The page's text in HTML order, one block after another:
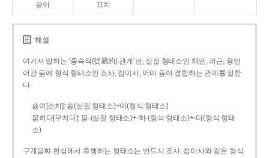
끝이 끄치
해설
여기서 말하는 ‘종속적(從屬的) 관계’란, 실질 형태소인 체언, 어근, 용언
어간 등에 형식 형태소인 조사, 접미사, 어미 등이 결합하는 관계를 말한
다.
솥이[소치]: 솥(실질 형태소)+이(형식 형태소)
묻히다[무치다]: 묻­-(실질 형태소)+­-히­-(형식 형태소)+-다(형식 형태
소)
구개음화 현상에서 후행하는 형태소는 반드시 조사, 접미사와 같은 형식